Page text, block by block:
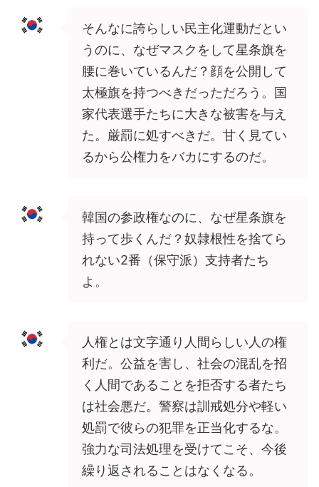
そんなに誇らしい民主化運動だとい
うのに、なぜマスクをして星条旗を
腰に巻いているんだ？顔を公開して
太極旗を持つべきだっただろう。国
家代表選手たちに大きな被害を与え
た。厳罰に処すべきだ。甘く見てい
るから公権力をバカにするのだ。
韓国の参政権なのに、なぜ星条旗を
持って歩くんだ？奴隷根性を捨てら
れない2番（保守派）支持者たち
よ。
人権とは文字通り人間らしい人の権
利だ。公益を害し、社会の混乱を招
く人間であることを拒否する者たち
は社会悪だ。警察は訓戒処分や軽い
処罰で彼らの犯罪を正当化するな。
強力な司法処理を受けてこそ、今後
繰り返されることはなくなる。